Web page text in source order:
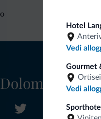
Hotel
Vedi
Gourmet
Ortisei
Vedi
Dolomiti.it